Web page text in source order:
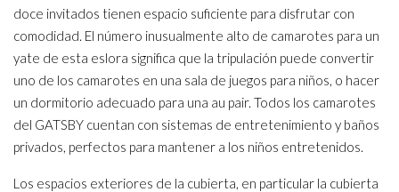
doce invitados tienen espacio suficiente para disfrutar con
comodidad. El número inusualmente alto de camarotes para un
yate de esta eslora significa que la tripulación puede convertir
uno de los camarotes en una sala de juegos para niños, o hacer
un dormitorio adecuado para una au pair. Todos los camarotes
del GATSBY cuentan con sistemas de entretenimiento y baños
privados, perfectos para mantener a los niños entretenidos.
Los espacios exteriores de la cubierta, en particular la cubierta